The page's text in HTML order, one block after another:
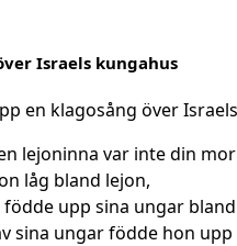
Israels kungahus
en klagosång över
lejoninna var inte din
låg bland lejon,
födde upp sina ungar
sina ungar födde hon upp